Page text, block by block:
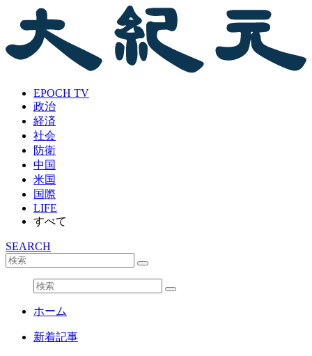
EPOCH TV
政治
経済
社会
防衛
中国
米国
国際
LIFE
すべて
SEARCH
ホーム
新着記事